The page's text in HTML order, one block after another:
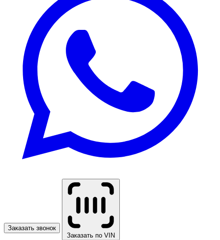
Заказать звонок
Заказать по VIN